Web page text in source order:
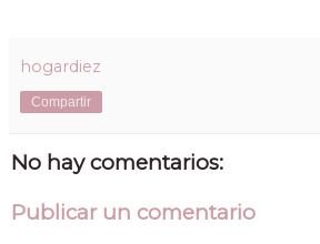
hogardiez
Compartir
No hay comentarios:
Publicar un comentario